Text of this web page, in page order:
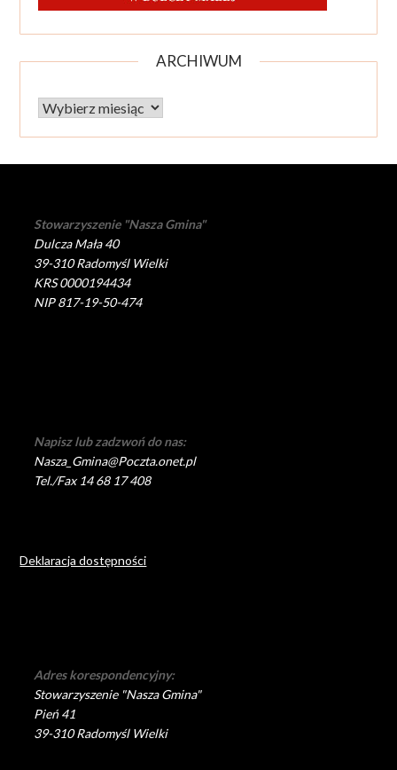
ARCHIWUM
Archiwum
Stowarzyszenie "Nasza Gmina"
Dulcza Mała 40
39-310 Radomyśl Wielki
KRS 0000194434
NIP 817-19-50-474
Napisz lub zadzwoń do nas:
Nasza_Gmina@Poczta.onet.pl
Tel./Fax 14 68 17 408
Deklaracja dostępności
Adres korespondencyjny:
Stowarzyszenie "Nasza Gmina"
Pień 41
39-310 Radomyśl Wielki